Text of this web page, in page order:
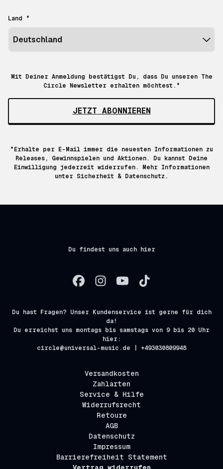
Land *
Mit Deiner Anmeldung bestätigst Du, dass Du unseren The
Circle Newsletter erhalten möchtest.*
JETZT ABONNIEREN
*Erhalte per E-Mail immer die neuesten Informationen zu
Releases, Gewinnspielen und Aktionen. Du kannst Deine
Einwilligung jederzeit widerrufen. Mehr Informationen
unter Sicherheit & Datenschutz.
Du findest uns auch hier
Du hast Fragen? Unser Kundenservice ist gerne für dich
da!
Du erreichst uns montags bis samstags von 9 bis 20 Uhr
hier:
circle@universal-music.de | +493030809948
Versandkosten
Zahlarten
Service & Hilfe
Widerrufsrecht
Retoure
AGB
Datenschutz
Impressum
Barrierefreiheit Statement